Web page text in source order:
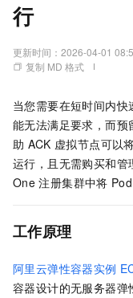
行
更新时间： 2026-04-01
复制 MD 格式
当您需要在短时间内快
能无法满足要求，而预
助 ACK 虚拟节点可以
运行，且无需购买和管
One 注册集群中将 Pod
工作原理
阿里云弹性容器实例
容器设计的无服务器